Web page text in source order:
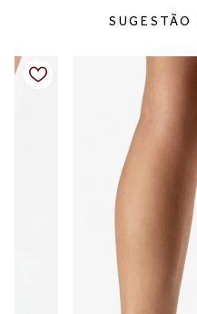
conforto ao longo do dia.
caminhar e ajuda a alongar a
Um modelo curinga para
eventos e ocasiões especiais
Detalhes do produto:
Material externo: Couro vegano
Altura do salto:
Estilo: Scarpin clássico
Diferencial: Salto anabela que
Palmilha: Macia e confortável
Tabela de medidas:
SUGESTÃO